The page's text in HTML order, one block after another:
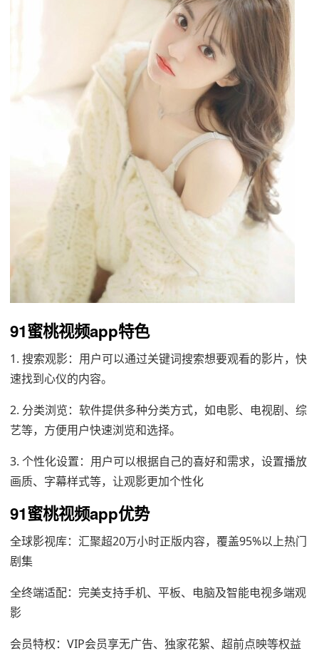
91蜜桃视频app特色
1. 搜索观影：用户可以通过关键词搜索想要观看的影片，快
速找到心仪的内容。
2. 分类浏览：软件提供多种分类方式，如电影、电视剧、综
艺等，方便用户快速浏览和选择。
3. 个性化设置：用户可以根据自己的喜好和需求，设置播放
画质、字幕样式等，让观影更加个性化
91蜜桃视频app优势
全球影视库：汇聚超20万小时正版内容，覆盖95%以上热门
剧集
全终端适配：完美支持手机、平板、电脑及智能电视多端观
影
会员特权：VIP会员享无广告、独家花絮、超前点映等权益